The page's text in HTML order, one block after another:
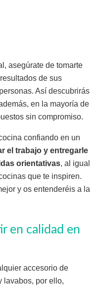
asegúrate de tomarte
de sus
Así descubrirás
en la mayoría de
sin compromiso.
confiando en un
el trabajo y entregarle
orientativas, al igual
que te inspiren.
y os entenderéis a la
en calidad en
accesorio de
lavabos, por ello,